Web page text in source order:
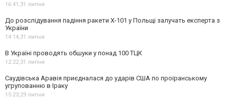
16:41, 31 липня
До розслідування падіння ракети Х-101 у Польщі залучать експерта з
України
14:14, 31 липня
В Україні проводять обшуки у понад 100 ТЦК
12:22, 31 липня
Саудівська Аравія приєдналася до ударів США по проіранському
угрупованню в Іраку
15:23, 29 липня